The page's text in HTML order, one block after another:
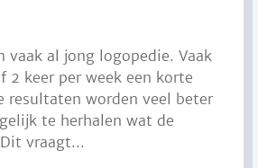
vaak al jong logopedie. Vaak
2 keer per week een korte
resultaten worden veel beter
te herhalen wat de
vraagt...